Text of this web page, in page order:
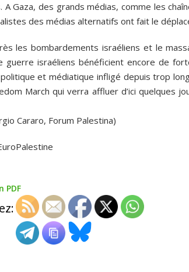
A Gaza, des grands médias, comme les
des médias alternatifs ont fait le
les bombardements israéliens et le
guerre israéliens bénéficient encore de
et médiatique infligé depuis trop
March qui verra affluer d’ici quelques
Cararo, Forum Palestina)
PDF